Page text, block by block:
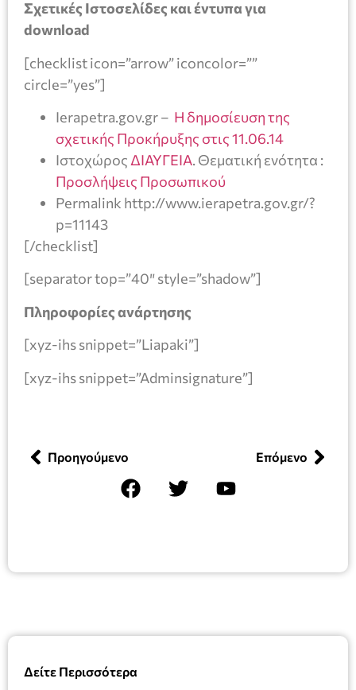
Δείτε Περισσότερα
Σχετικές Ιστοσελίδες και έντυπα για
download
[checklist icon=”arrow” iconcolor=””
circle=”yes”]
Ierapetra.gov.gr – H δημοσίευση της
σχετικής Προκήρυξης στις 11.06.14
Ιστοχώρος ΔΙΑΥΓΕΙΑ. Θεματική ενότητα :
Προσλήψεις Προσωπικού
Permalink http://www.ierapetra.gov.gr/?
p=11143
[/checklist]
[separator top=”40″ style=”shadow”]
Πληροφορίες ανάρτησης
[xyz-ihs snippet=”Liapaki”]
[xyz-ihs snippet=”Adminsignature”]
Προηγούμενο Επόμενο